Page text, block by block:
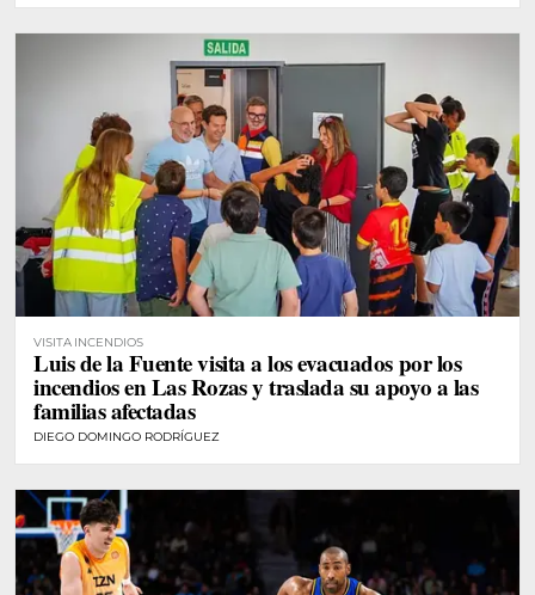
VISITA INCENDIOS
Luis de la Fuente visita a los evacuados por los
incendios en Las Rozas y traslada su apoyo a las
familias afectadas
DIEGO DOMINGO RODRÍGUEZ